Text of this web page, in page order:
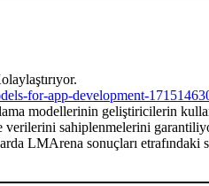
for-app-development-
modellerinin geliştiricilerin
sahiplenmelerini
LMArena sonuçları etrafındaki